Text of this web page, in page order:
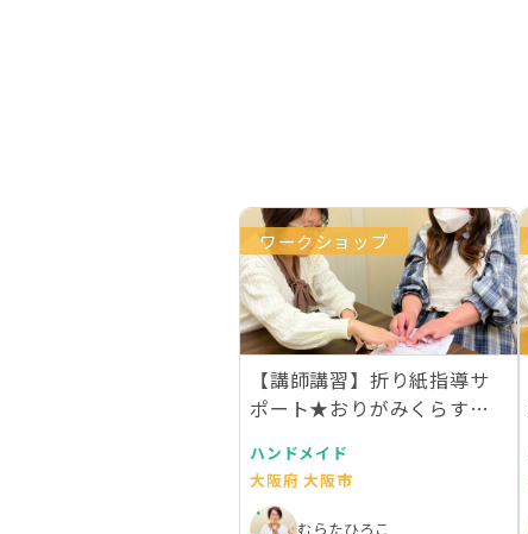
ワークショップ
【講師講習】折り紙指導サ
ポート★おりがみくらすア
ハンドメイド
大阪府 大阪市
むらたひろこ